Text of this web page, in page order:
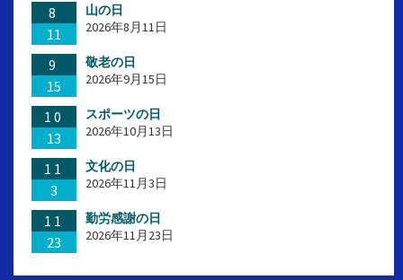
8
11
山の日
2026年8月11日
9
15
敬老の日
2026年9月15日
10
13
スポーツの日
2026年10月13日
11
3
文化の日
2026年11月3日
11
23
勤労感謝の日
2026年11月23日